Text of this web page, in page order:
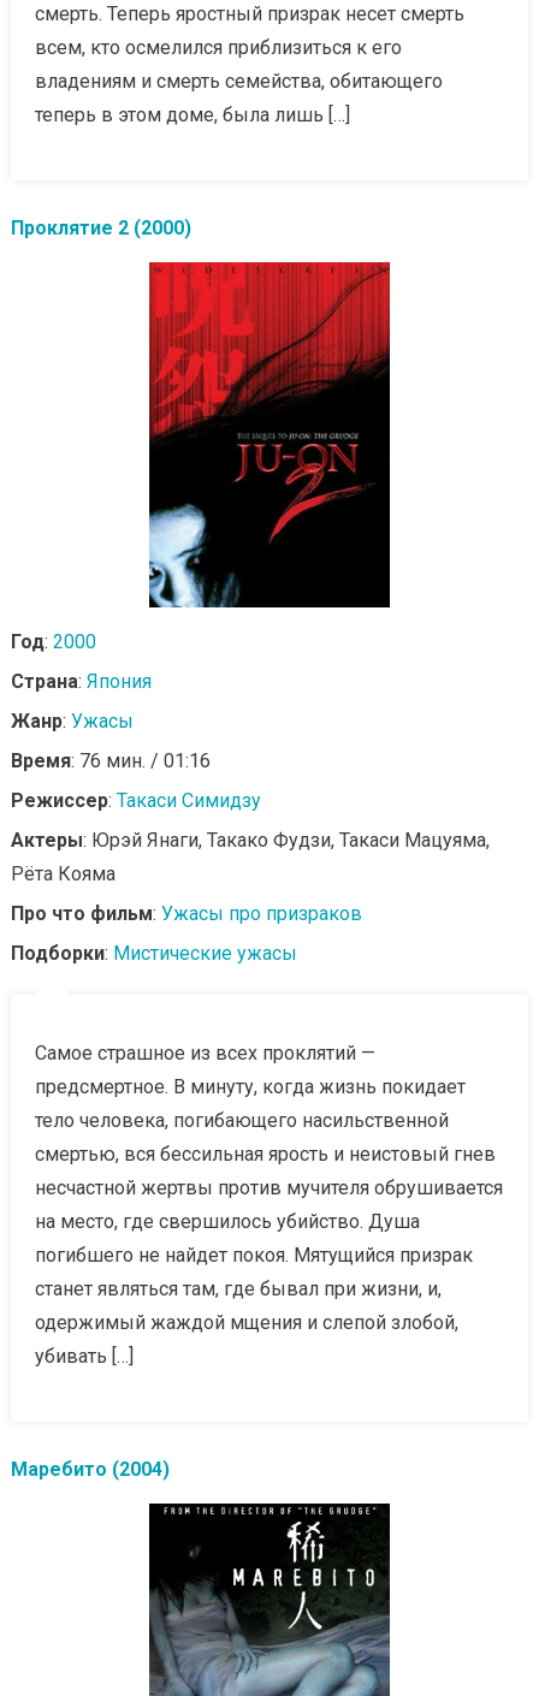
смерть. Теперь яростный призрак несет смерть
всем, кто осмелился приблизиться к его
владениям и смерть семейства, обитающего
теперь в этом доме, была лишь […]
Проклятие 2 (2000)
Год: 2000
Страна: Япония
Жанр: Ужасы
Время: 76 мин. / 01:16
Режиссер: Такаси Симидзу
Актеры: Юрэй Янаги, Такако Фудзи, Такаси Мацуяма,
Рёта Кояма
Про что фильм: Ужасы про призраков
Подборки: Мистические ужасы
Самое страшное из всех проклятий —
предсмертное. В минуту, когда жизнь покидает
тело человека, погибающего насильственной
смертью, вся бессильная ярость и неистовый гнев
несчастной жертвы против мучителя обрушивается
на место, где свершилось убийство. Душа
погибшего не найдет покоя. Мятущийся призрак
станет являться там, где бывал при жизни, и,
одержимый жаждой мщения и слепой злобой,
убивать […]
Маребито (2004)